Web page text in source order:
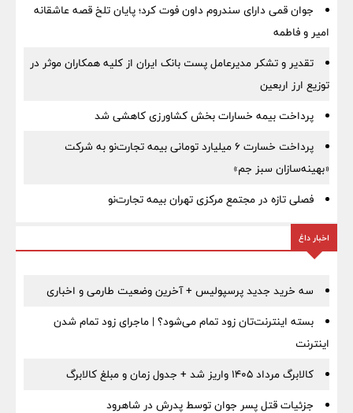
جوان قمی دارای سندروم داون فوت کرد؛ پایان تلخ قصه عاشقانه
امیر و فاطمه
تقدیر و تشکر مدیرعامل پست بانک ایران از کلیه همکاران موثر در
توزیع ارز اربعین
پرداخت بیمه خسارات بخش کشاورزی کاهشی شد
پرداخت خسارت ۶ میلیارد تومانی بیمه تجارت‌نو به شرکت
«بهینه‌سازان سبز جم»
فصلی تازه در مجتمع مرکزی تهران بیمه تجارت‌نو
اخبار داغ
سه خرید جدید پرسپولیس + آخرین وضعیت طارمی و اخباری
بسته اینترنت‌تان زود تمام می‌شود؟ | ماجرای زود تمام شدن
اینترنت
کالابرگ مرداد ۱۴۰۵ واریز شد + جدول زمان و مبلغ کالابرگ
جزئیات قتل پسر جوان توسط پدرش در شاهرود